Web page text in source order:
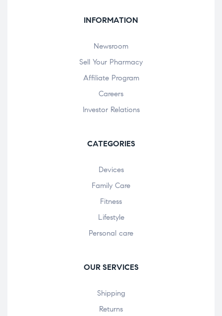
INFORMATION
Newsroom
Sell Your Pharmacy
Affiliate Program
Careers
Investor Relations
CATEGORIES
Devices
Family Care
Fitness
Lifestyle
Personal care
OUR SERVICES
Shipping
Returns